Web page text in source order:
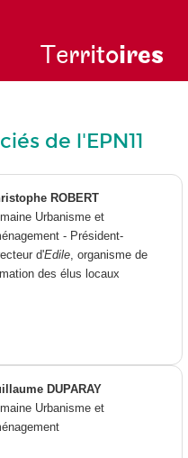
Territoires
de l'EPN11
ROBERT
Urbanisme et
- Président-
d'Edile, organisme de
des élus locaux
DUPARAY
Urbanisme et